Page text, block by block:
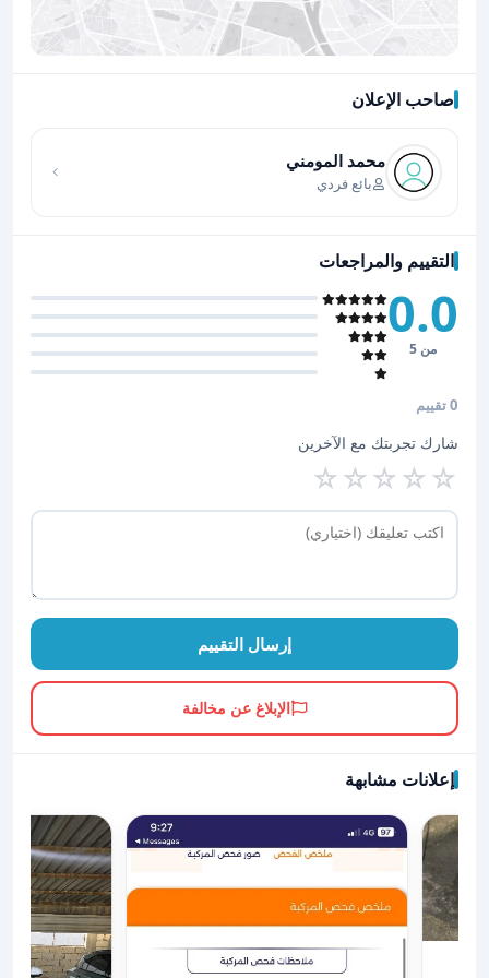
صاحب الإعلان
محمد المومني
بائع فردي
التقييم والمراجعات
0.0
من 5
0 تقييم
شارك تجربتك مع الآخرين
☆
☆
☆
☆
☆
إرسال التقييم
الإبلاغ عن مخالفة
إعلانات مشابهة